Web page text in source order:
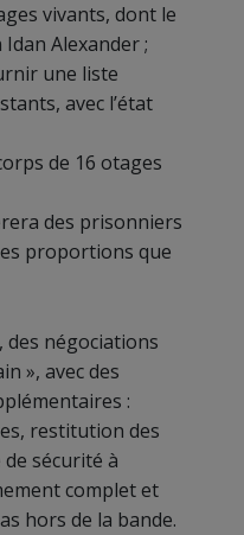
vivants, dont le
Alexander ;
une liste
avec l’état
de 16 otages
des prisonniers
proportions que
des négociations
», avec des
:
restitution des
sécurité à
complet et
hors de la bande.